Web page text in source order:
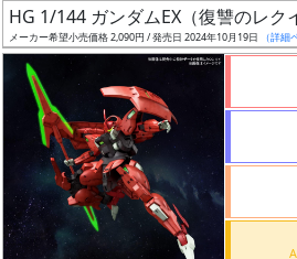
抽
選
中
活
近
HG 1/144 ガンダムEX（復讐のレク
メーカー希望小売価格 2,090円 / 発売日 2024年10月19日 （詳細